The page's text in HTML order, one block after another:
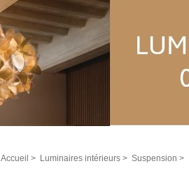
Accueil > Luminaires intérieurs > Suspension >